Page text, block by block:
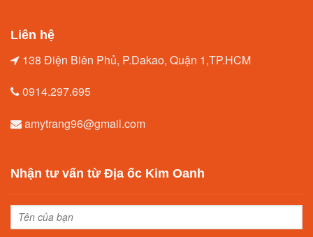
Liên hệ
138 Điện Biên Phủ, P.Dakao, Quận 1,TP.HCM
0914.297.695
amytrang96@gmail.com
Nhận tư vấn từ Địa ốc Kim Oanh